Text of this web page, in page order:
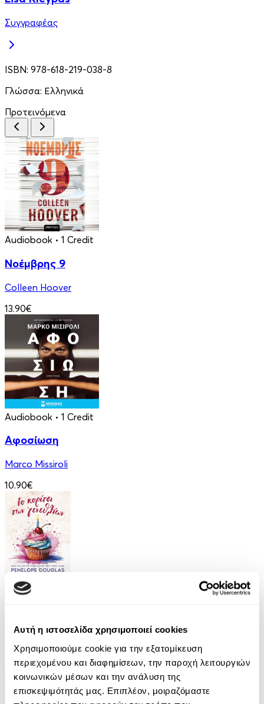
Αυτή η ιστοσελίδα χρησιμοποιεί cookies
Χρησιμοποιούμε cookie για την εξατομίκευση
περιεχομένου και διαφημίσεων, την παροχή λειτουργιών
κοινωνικών μέσων και την ανάλυση της
επισκεψιμότητάς μας. Επιπλέον, μοιραζόμαστε
Συγγραφέας
ISBN: 978-618-219-038-8
Γλώσσα: Ελληνικά
Προτεινόμενα
Audiobook • 1 Credit
Νοέμβρης 9
Colleen Hoover
13.90€
Audiobook • 1 Credit
Αφοσίωση
Marco Missiroli
10.90€
eBook
12.99€